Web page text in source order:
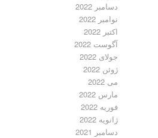
دسامبر 2022
نوامبر 2022
اکتبر 2022
آگوست 2022
جولای 2022
ژوئن 2022
می 2022
مارس 2022
فوریه 2022
ژانویه 2022
دسامبر 2021